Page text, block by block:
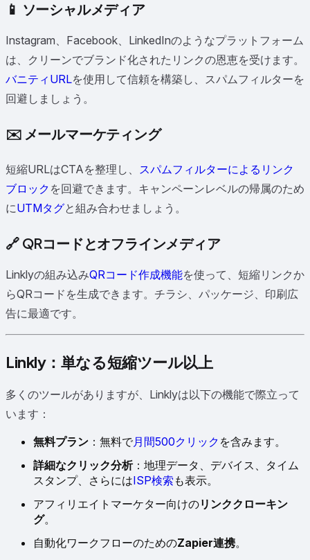
📱 ソーシャルメディア
Instagram、Facebook、LinkedInのようなプラットフォーム
は、クリーンでブランド化されたリンクの恩恵を受けます。
バニティURLを使用して信頼を構築し、スパムフィルターを
回避しましょう。
✉️ メールマーケティング
短縮URLはCTAを整理し、 スパムフィルターによるリンク
ブロック を回避できます。キャンペーンレベルの帰属のため
にUTMタグと組み合わせましょう。
🔗 QRコードとオフラインメディア
Linklyの組み込みQRコード作成機能を使って、短縮リンクか
らQRコードを生成できます。チラシ、パッケージ、印刷広
告に最適です。
Linkly：単なる短縮ツール以上
多くのツールがありますが、Linklyは以下の機能で際立って
います：
無料プラン ：無料で月間500クリック を含みます。
詳細なクリック分析：地理データ、デバイス、タイム
スタンプ、さらにはISP検索 も表示。
アフィリエイトマーケター向けのリンククローキン
グ。
自動化ワークフローのためのZapier連携。